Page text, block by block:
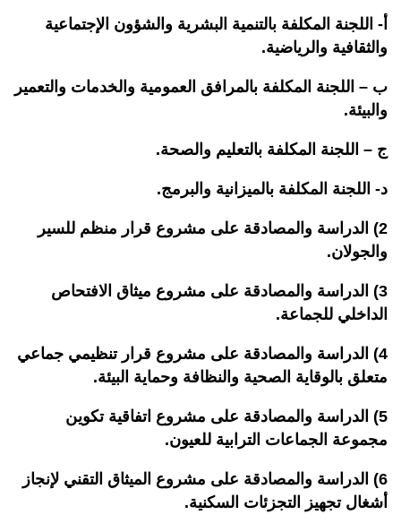
أ- اللجنة المكلفة بالتنمية البشرية والشؤون الإجتماعية
والثقافية والرياضية.
ب – اللجنة المكلفة بالمرافق العمومية والخدمات والتعمير
والبيئة.
ج – اللجنة المكلفة بالتعليم والصحة.
د- اللجنة المكلفة بالميزانية والبرمج.
2) الدراسة والمصادقة على مشروع قرار منظم للسير
والجولان.
3) الدراسة والمصادقة على مشروع ميثاق الافتحاص
الداخلي للجماعة.
4) الدراسة والمصادقة على مشروع قرار تنظيمي جماعي
متعلق بالوقاية الصحية والنظافة وحماية البيئة.
5) الدراسة والمصادقة على مشروع اتفاقية تكوين
مجموعة الجماعات الترابية للعيون.
6) الدراسة والمصادقة على مشروع الميثاق التقني لإنجاز
أشغال تجهيز التجزئات السكنية.